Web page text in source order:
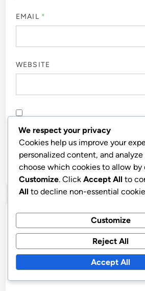
EMAIL *
WEBSITE
SAVE MY NAME, EMAIL, AND
BROWSER FOR THE NEXT TIME I
We respect your privacy
Cookies help us improve your
personalized content, and
choose which cookies to allow by
Customize. Click Accept All to
All to decline non-essential
Customize
Reject All
Accept All